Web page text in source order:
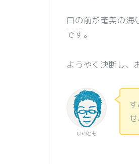
目の前が奄美の海
です。
ようやく決断し
いのとも